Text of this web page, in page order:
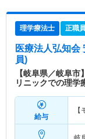
理学療法士 正職員
医療法人弘知会
員)
【岐阜県／岐阜
リニックでの理学
給与